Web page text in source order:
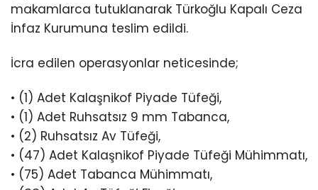
makamlarca tutuklanarak Türkoğlu Kapalı Ceza
İnfaz Kurumuna teslim edildi.
İcra edilen operasyonlar neticesinde;
• (1) Adet Kalaşnikof Piyade Tüfeği,
• (1) Adet Ruhsatsız 9 mm Tabanca,
• (2) Ruhsatsız Av Tüfeği,
• (47) Adet Kalaşnikof Piyade Tüfeği Mühimmatı,
• (75) Adet Tabanca Mühimmatı,